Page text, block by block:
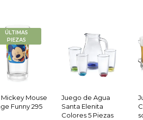
ÚLTIMAS
PIEZAS
Mickey Mouse
Funny 295
Juego de Agua
Santa Elenita
Colores 5 Piezas